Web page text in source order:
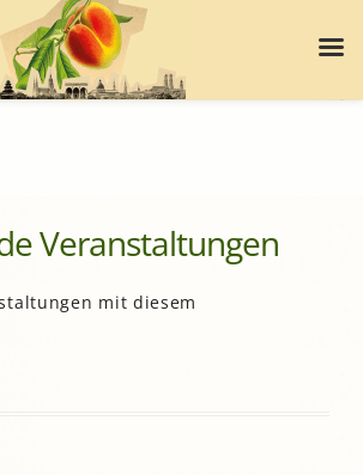
Veranstaltungen
mit diesem